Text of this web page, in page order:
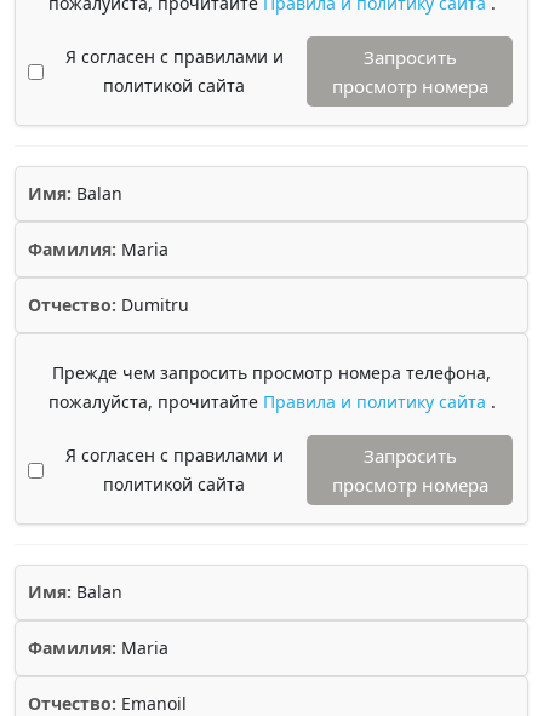
Я согласен с правилами и
политикой сайта
Запросить
просмотр номера
Имя: Balan
Фамилия: Maria
Отчество: Dumitru
Прежде чем запросить просмотр номера телефона,
пожалуйста, прочитайте Правила и политику сайта .
Я согласен с правилами и
политикой сайта
Запросить
просмотр номера
Имя: Balan
Фамилия: Maria
Отчество: Emanoil